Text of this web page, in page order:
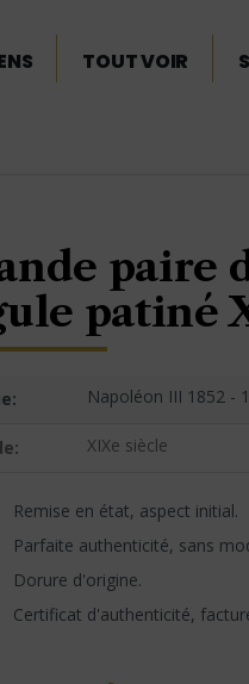
TOUT VOIR
paire
patiné
Napoléon III 1852 -
XIXe siècle
Remise en état, aspect initial.
Parfaite authenticité, sans
Dorure d'origine.
Certificat d'authenticité,